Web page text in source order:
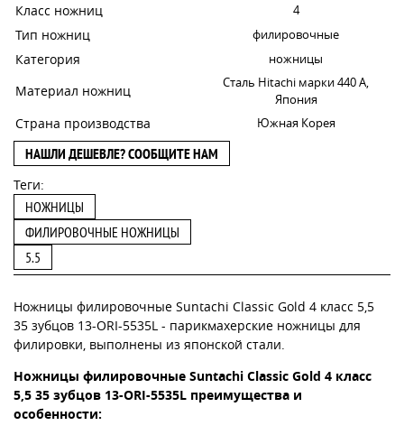
Класс ножниц 4
Тип ножниц филировочные
Категория ножницы
Материал ножниц
Сталь Hitachi марки 440 А,
Япония
Страна производства Южная Корея
НАШЛИ ДЕШЕВЛЕ? СООБЩИТЕ НАМ
Теги:
НОЖНИЦЫ
ФИЛИРОВОЧНЫЕ НОЖНИЦЫ
5.5
Ножницы филировочные Suntachi Classic Gold 4 класс 5,5
35 зубцов 13-ORI-5535L - парикмахерские ножницы для
филировки, выполнены из японской стали.
Ножницы филировочные Suntachi Classic Gold 4 класс
5,5 35 зубцов 13-ORI-5535L преимущества и
особенности: